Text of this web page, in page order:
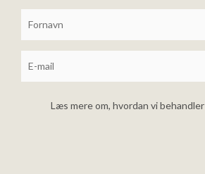
Læs mere om, hvordan vi behandler